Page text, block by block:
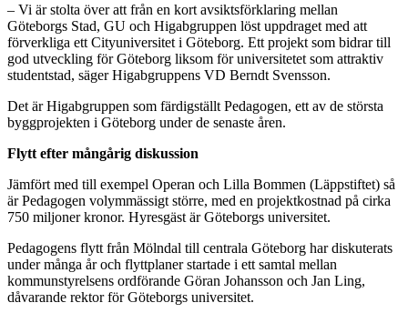
– Vi är stolta över att från en kort avsiktsförklaring mellan
Göteborgs Stad, GU och Higabgruppen löst uppdraget med att
förverkliga ett Cityuniversitet i Göteborg. Ett projekt som bidrar till
god utveckling för Göteborg liksom för universitetet som attraktiv
studentstad, säger Higabgruppens VD Berndt Svensson.
Det är Higabgruppen som färdigställt Pedagogen, ett av de största
byggprojekten i Göteborg under de senaste åren.
Flytt efter mångårig diskussion
Jämfört med till exempel Operan och Lilla Bommen (Läppstiftet) så
är Pedagogen volymmässigt större, med en projektkostnad på cirka
750 miljoner kronor. Hyresgäst är Göteborgs universitet.
Pedagogens flytt från Mölndal till centrala Göteborg har diskuterats
under många år och flyttplaner startade i ett samtal mellan
kommunstyrelsens ordförande Göran Johansson och Jan Ling,
dåvarande rektor för Göteborgs universitet.